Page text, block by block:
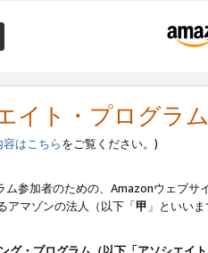
イト・プログラ
はこちらをご覧ください。)
参加者のための、Amazonウェブサ
アマゾンの法人（以下「甲 」といい